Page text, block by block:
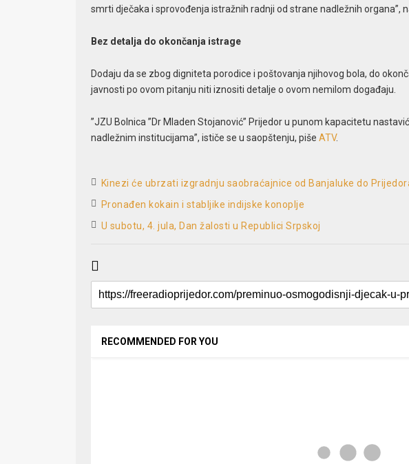
smrti dječaka i sprovođenja istražnih radnji od strane nadležnih organa”,
Bez detalja do okončanja istrage
Dodaju da se zbog digniteta porodice i poštovanja njihovog bola, do
javnosti po ovom pitanju niti iznositi detalje o ovom nemilom događaju.
”JZU Bolnica ”Dr Mladen Stojanović” Prijedor u punom kapacitetu
nadležnim institucijama”, ističe se u saopštenju, piše ATV.
Kinezi će ubrzati izgradnju saobraćajnice od Banjaluke do
Pronađen kokain i stabljike indijske konoplje
U subotu, 4. jula, Dan žalosti u Republici Srpskoj
RECOMMENDED FOR YOU